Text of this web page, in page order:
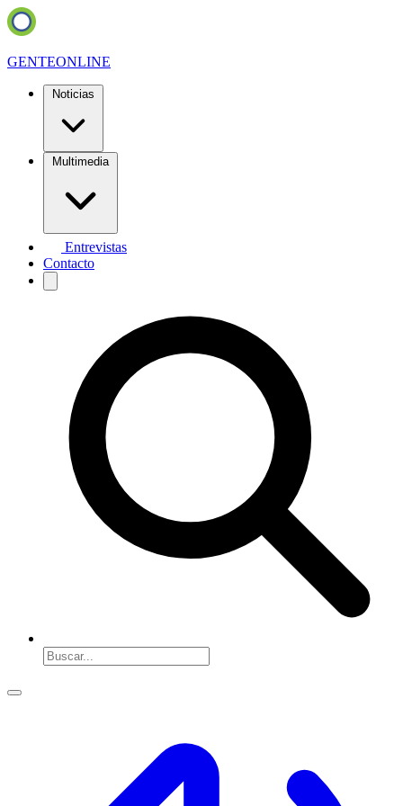
GENTEONLINE
Noticias
Multimedia
Entrevistas
Contacto